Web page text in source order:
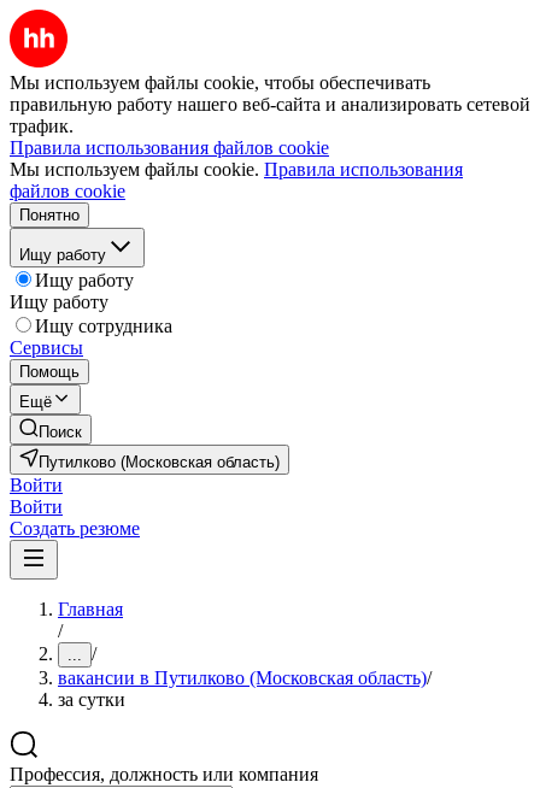
Мы используем файлы cookie, чтобы обеспечивать
правильную работу нашего веб-сайта и анализировать сетевой
трафик.
Правила использования файлов cookie
Мы используем файлы cookie. Правила использования
файлов cookie
Понятно
Ищу работу
Ищу работу
Ищу работу
Ищу сотрудника
Сервисы
Помощь
Ещё
Поиск
Путилково (Московская область)
Войти
Войти
Создать резюме
Главная
/
... /
вакансии в Путилково (Московская область)/
за сутки
Профессия, должность или компания